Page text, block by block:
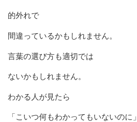
的外れで
間違っているかもしれません。
言葉の選び方も適切では
ないかもしれません。
わかる人が見たら
「こいつ何もわかってもいないのに」